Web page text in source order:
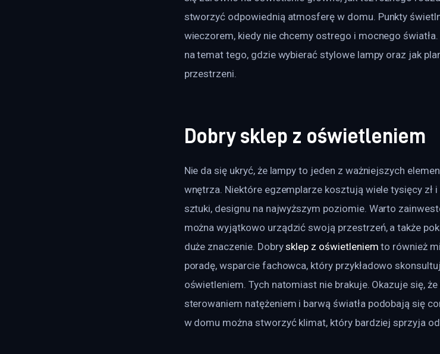
stworzyć odpowiednią atmosferę w domu. Punkty
wieczorem, kiedy nie chcemy ostrego i mocnego
na temat tego, gdzie wybierać stylowe lampy oraz jak
przestrzeni.
Dobry sklep z oświetleniem
Nie da się ukryć, że lampy to jeden z ważniejszych
wnętrza. Niektóre egzemplarze kosztują wiele tysięcy zł
sztuki, designu na najwyższym poziomie. Warto
można wyjątkowo urządzić swoją przestrzeń, a także
duże znaczenie. Dobry sklep z oświetleniem to również
poradę, wsparcie fachowca, który przykładowo
oświetleniem. Tych natomiast nie brakuje. Okazuje się,
sterowaniem natężeniem i barwą światła podobają się
w domu można stworzyć klimat, który bardziej sprzyja